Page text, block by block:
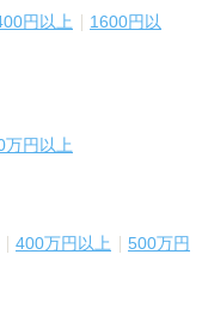
円以上
1600円以
万円以上
400万円以上
500万円